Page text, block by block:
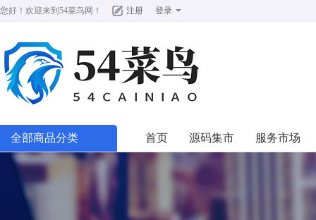
您好！欢迎来到 54菜鸟网 ！ 注册 登录
全部商品分类 首页 源码集市 服务市场